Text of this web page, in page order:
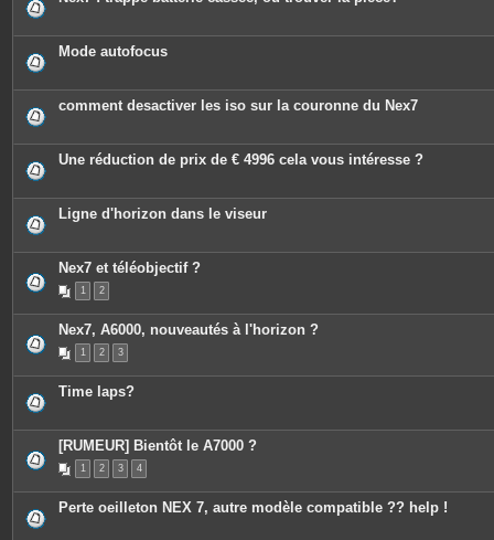
Mode autofocus
comment desactiver les iso sur la couronne du Nex7
Une réduction de prix de € 4996 cela vous intéresse ?
Ligne d'horizon dans le viseur
Nex7 et téléobjectif ?
1 2
Nex7, A6000, nouveautés à l'horizon ?
1 2 3
Time laps?
[RUMEUR] Bientôt le A7000 ?
1 2 3 4
Perte oeilleton NEX 7, autre modèle compatible ?? help !